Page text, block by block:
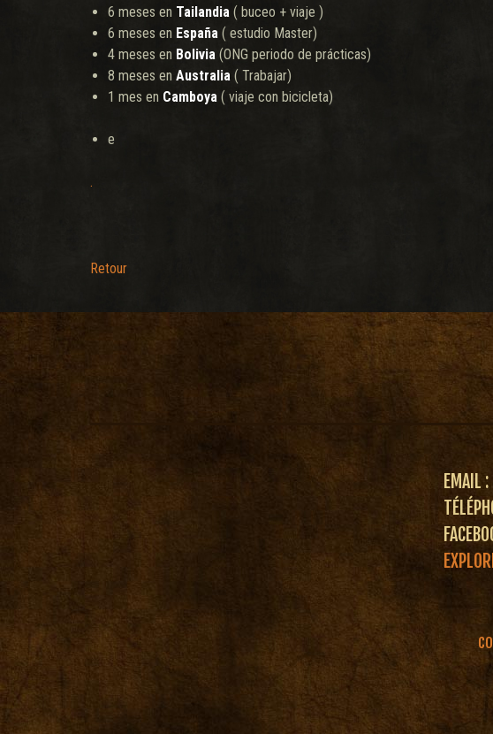
6 meses en Tailandia ( buceo + viaje )
6 meses en España ( estudio Master)
4 meses en Bolivia (ONG periodo de prácticas)
8 meses en Australia ( Trabajar)
1 mes en Camboya ( viaje con bicicleta)
e
.
Retour
EMAIL :